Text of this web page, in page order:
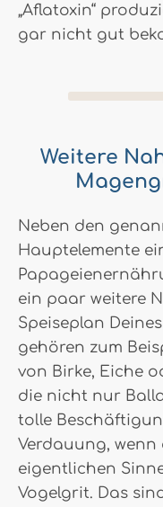
„Aflatoxin“
gar nicht gut
Weitere
Neben den
Hauptelemente
ein paar weitere
Speiseplan
gehören zum
von Birke, Eiche
die nicht nur
tolle
Verdauung,
eigentlichen
Vogelgrit. Das